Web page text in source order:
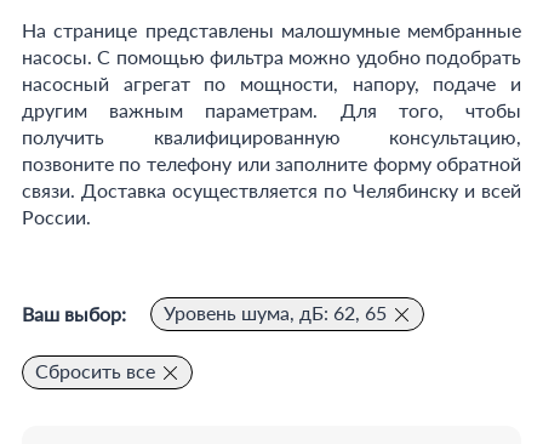
На странице представлены малошумные мембранные
насосы. С помощью фильтра можно удобно подобрать
насосный агрегат по мощности, напору, подаче и
другим важным параметрам. Для того, чтобы
получить квалифицированную консультацию,
позвоните по телефону или заполните форму обратной
связи. Доставка осуществляется по Челябинску и всей
России.
Ваш выбор: Уровень шума, дБ: 62, 65
Сбросить все